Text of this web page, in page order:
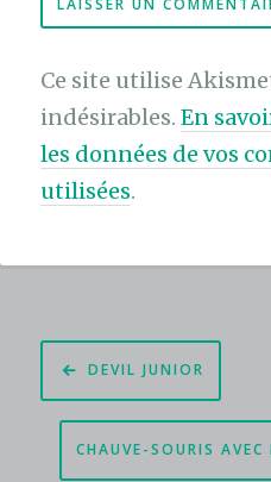
Ce site utilise
indésirables.En
les données de vos
utilisées.
Navigation
de
l’article
DEVIL JUNIOR
CHAUVE-SOURIS